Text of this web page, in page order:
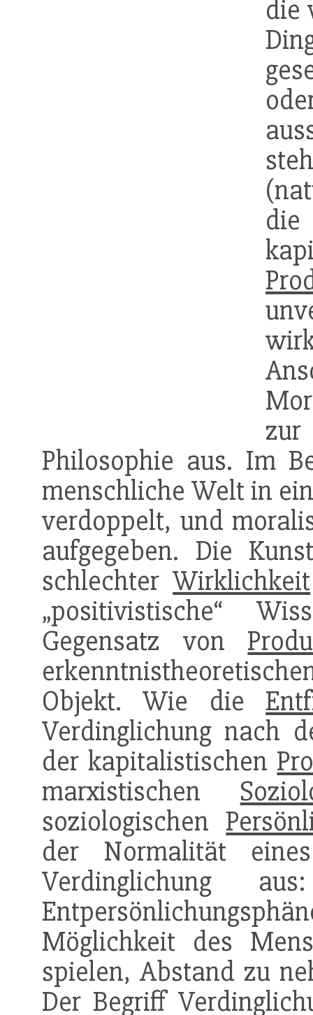
die
Philosophie aus. Im
menschliche Welt in
verdoppelt, und
aufgegeben. Die
schlechterWirklichkeit
„positivistische“
Gegensatz von
Objekt. Wie die
Verdinglichung nach
der kapitalistischen
marxistischen
soziologischen
der Normalität
Verdinglichung
Möglichkeit des
spielen, Abstand zu
Der Begriff